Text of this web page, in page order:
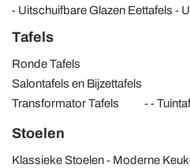
Uitschuifbare Glazen Eettafels
Tafels
Ronde Tafels
Salontafels en Bijzettafels
Transformator Tafels
Stoelen
Klassieke Stoelen
Moderne